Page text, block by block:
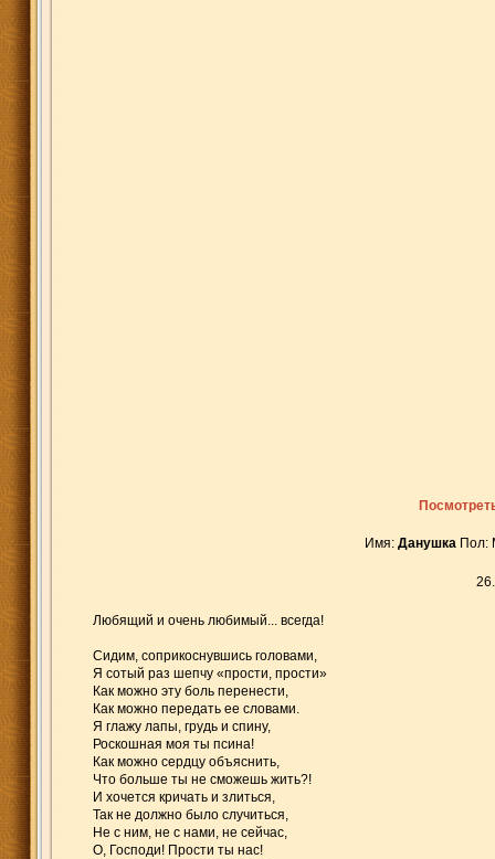
Имя: Данушка Пол:
Любящий и очень любимый... всегда!
Сидим, соприкоснувшись головами,
Я сотый раз шепчу «прости, прости»
Как можно эту боль перенести,
Как можно передать ее словами.
Я глажу лапы, грудь и спину,
Роскошная моя ты псина!
Как можно сердцу объяснить,
Что больше ты не сможешь жить?!
И хочется кричать и злиться,
Так не должно было случиться,
Не с ним, не с нами, не сейчас,
О, Господи! Прости ты нас!